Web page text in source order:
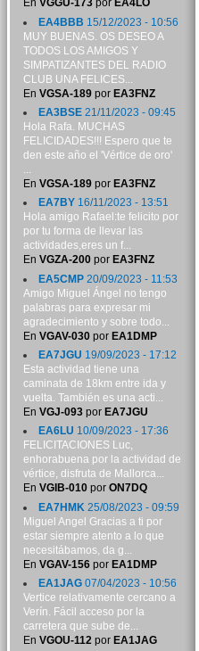
En VGGU-173por EA4LO
EA4BBB 15/12/2023 - 10:56
MUY BUENAS. OS DESEO A
TODOS LOS AMIGOS Y
SIMPATIZANTES DEL RADIO
CLUB UNA FELICES...
En VGSA-189por EA3FNZ
EA3BSE21/11/2023 - 09:45
Hola Rafa. MUCHAS
FELICIDADES!!! Espero que te
den este año el 'Vértice de oro'
...
En VGSA-189por EA3FNZ
EA7BY16/11/2023 - 13:51
Hola amigo Rafael:te felicito por
por tu forma de llevar las
actividades,eres un f...
En VGZA-200por EA3FNZ
EA5CMP20/09/2023 - 11:53
Amigo Miguel Ángel no tengo
palabras para expresar mi
agradecimiento y sobre todo...
En VGAV-030por EA1DMP
EA7JGU 19/09/2023 - 17:12
Esta actividad tiene una
caminata de 18km entre ida y
vuelta. También es una acti...
En VGJ-093por EA7JGU
EA6LU 10/09/2023 - 17:36
FELICITACIONES Luc,
enhorabuena por la actividad de
vértice, disfruta de Mallorca...
En VGIB-010por ON7DQ
EA7HMK 25/08/2023 - 09:59
Miguel Angel Gracias a ti por
estar siempre atento a lo que
necesitábamos, da g...
En VGAV-156por EA1DMP
EA1JAG07/04/2023 - 10:56
Vertice relativamente cercano a
Verín. Fácil acceso por la
carretera que sube de...
En VGOU-112por EA1JAG